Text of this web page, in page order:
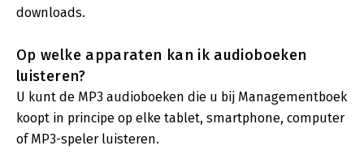
downloads.
Op welke apparaten kan ik audioboeken
luisteren?
U kunt de MP3 audioboeken die u bij Managementboek
koopt in principe op elke tablet, smartphone, computer
of MP3-speler luisteren.